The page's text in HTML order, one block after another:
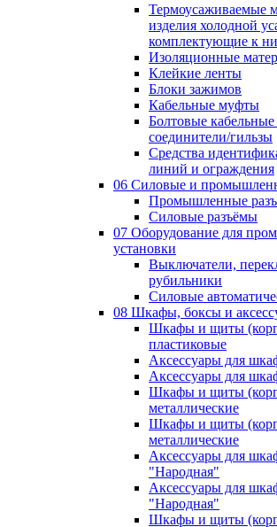
Термоусаживаемые
изделия холодной
комплектующие к
Изоляционные
Клейкие ленты
Блоки зажимов
Кабельные муфты
Болтовые
соединители/гильзы
Средства
линий и ограждения
06 Силовые и
Промышленные
Силовые разъёмы
07 Оборудование для
установки
Выключатели,
рубильники
Силовые
08 Шкафы, боксы и
Шкафы и щиты
пластиковые
Аксессуары для
Аксессуары для
Шкафы и щиты
металлические
Шкафы и щиты
металлические
Аксессуары для
"Народная"
Аксессуары для
"Народная"
Шкафы и щиты